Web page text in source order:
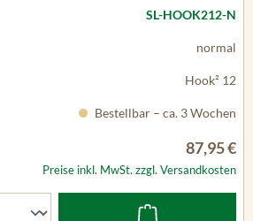
SL-HOOK212-N
normal
Hook² 12
Bestellbar – ca. 3 Wochen
87,95 €
Preise inkl. MwSt. zzgl. Versandkosten